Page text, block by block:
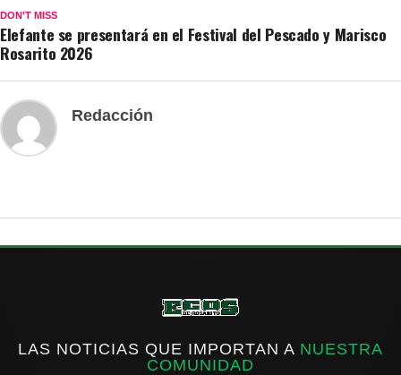
DON'T MISS
Elefante se presentará en el Festival del Pescado y Marisco
Rosarito 2026
Redacción
LAS NOTICIAS QUE IMPORTAN A NUESTRA
COMUNIDAD